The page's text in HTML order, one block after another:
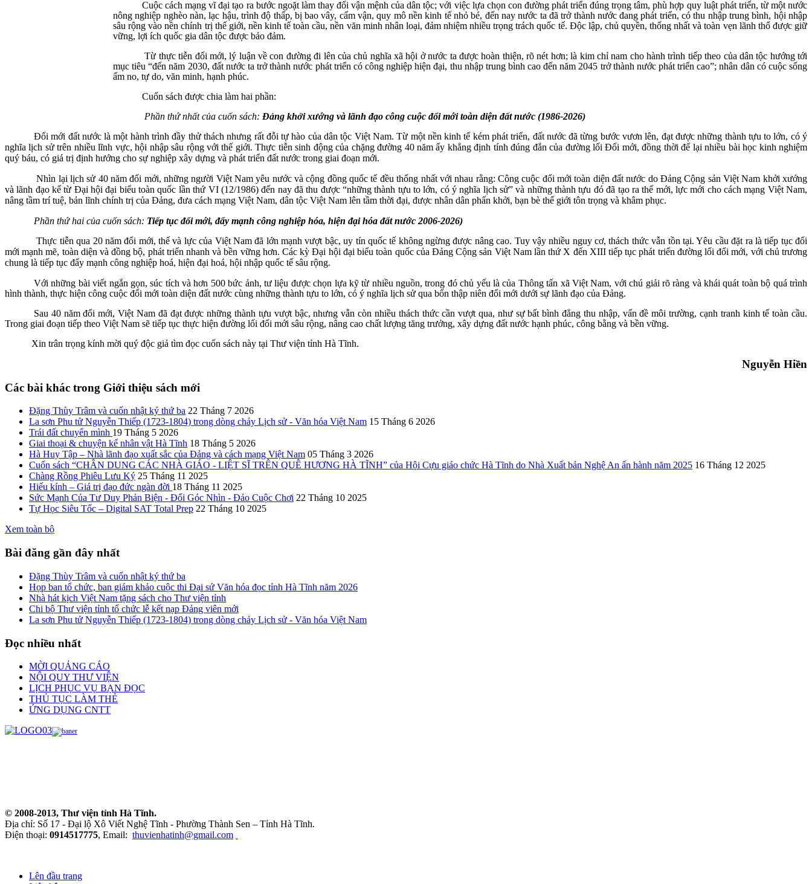
Cuộc cách mạng vĩ đại tạo ra bước ngoặt làm thay đổi vận mệnh của dân tộc; với việc lựa chọn con đường phát triển đúng trọng tâm, phù hợp quy luật phát triển, từ một nước
nông nghiệp nghèo nàn, lạc hậu, trình độ thấp, bị bao vây, cấm vận, quy mô nền kinh tế nhỏ bé, đến nay nước ta đã trở thành nước đang phát triển, có thu nhập trung bình, hội nhập
sâu rộng vào nền chính trị thế giới, nền kinh tế toàn cầu, nền văn minh nhân loại, đảm nhiệm nhiều trọng trách quốc tế. Độc lập, chủ quyền, thống nhất và toàn vẹn lãnh thổ được giữ
vững, lợi ích quốc gia dân tộc được bảo đảm.
Từ thực tiễn đổi mới, lý luận về con đường đi lên của chủ nghĩa xã hội ở nước ta được hoàn thiện, rõ nét hơn; là kim chỉ nam cho hành trình tiếp theo của dân tộc hướng tới
mục tiêu “đến năm 2030, đất nước ta trở thành nước phát triển có công nghiệp hiện đại, thu nhập trung bình cao đến năm 2045 trở thành nước phát triển cao”; nhân dân có cuộc sống
ấm no, tự do, văn minh, hạnh phúc.
Cuốn sách được chia làm hai phần:
Phần thứ nhất của cuốn sách: Đảng khởi xướng và lãnh đạo công cuộc đổi mới toàn diện đất nước (1986-2026)
Đổi mới đất nước là một hành trình đầy thử thách nhưng rất đỗi tự hào của dân tộc Việt Nam. Từ một nền kinh tế kém phát triển, đất nước đã từng bước vươn lên, đạt được những thành tựu to lớn, có ý
nghĩa lịch sử trên nhiều lĩnh vực, hội nhập sâu rộng với thế giới. Thực tiễn sinh động của chặng đường 40 năm ấy khẳng định tính đúng đắn của đường lối Đổi mới, đồng thời để lại nhiều bài học kinh nghiệm
quý báu, có giá trị định hướng cho sự nghiệp xây dựng và phát triển đất nước trong giai đoạn mới.
Nhìn lại lịch sử 40 năm đổi mới, những người Việt Nam yêu nước và cộng đồng quốc tế đều thống nhất với nhau rằng: Công cuộc đổi mới toàn diện đất nước do Đảng Cộng sản Việt Nam khởi xướng
và lãnh đạo kể từ Đại hội đại biểu toàn quốc lần thứ VI (12/1986) đến nay đã thu được “những thành tựu to lớn, có ý nghĩa lịch sử” và những thành tựu đó đã tạo ra thế mới, lực mới cho cách mạng Việt Nam,
nâng tầm trí tuệ, bản lĩnh chính trị của Đảng, đưa cách mạng Việt Nam, dân tộc Việt Nam lên tầm thời đại, được nhân dân phấn khởi, bạn bè thế giới tôn trọng và khâm phục.
Phần thứ hai của cuốn sách: Tiếp tục đổi mới, đẩy mạnh công nghiệp hóa, hiện đại hóa đất nước 2006-2026)
Thực tiễn qua 20 năm đổi mới, thế và lực của Việt Nam đã lớn mạnh vượt bậc, uy tín quốc tế không ngừng được nâng cao. Tuy vậy nhiều nguy cơ, thách thức vẫn tồn tại. Yêu cầu đặt ra là tiếp tục đổi
mới mạnh mẽ, toàn diện và đồng bộ, phát triển nhanh và bền vững hơn. Các kỳ Đại hội đại biểu toàn quốc của Đảng Cộng sản Việt Nam lần thứ X đến XIII tiếp tục phát triển đường lối đổi mới, với chủ trương
chung là tiếp tục đẩy mạnh công nghiệp hoá, hiện đại hoá, hội nhập quốc tế sâu rộng.
Với những bài viết ngắn gọn, súc tích và hơn 500 bức ảnh, tư liệu được chọn lựa kỹ từ nhiều nguồn, trong đó chủ yếu là của Thông tấn xã Việt Nam, với chú giải rõ ràng và khái quát toàn bộ quá trình
hình thành, thực hiện công cuộc đổi mới toàn diện đất nước cùng những thành tựu to lớn, có ý nghĩa lịch sử qua bốn thập niên đổi mới dưới sự lãnh đạo của Ðảng.
Sau 40 năm đổi mới, Việt Nam đã đạt được những thành tựu vượt bậc, nhưng vẫn còn nhiều thách thức cần vượt qua, như sự bất bình đẳng thu nhập, vấn đề môi trường, cạnh tranh kinh tế toàn cầu.
Trong giai đoạn tiếp theo Việt Nam sẽ tiếp tục thực hiện đường lối đổi mới sâu rộng, nâng cao chất lượng tăng trưởng, xây dựng đất nước hạnh phúc, công bằng và bền vững.
Xin trân trọng kính mời quý độc giả tìm đọc cuốn sách này tại Thư viện tỉnh Hà Tĩnh.
Nguyễn Hiền
Các bài khác trong Giới thiệu sách mới
Đặng Thùy Trâm và cuốn nhật ký thứ ba 22 Tháng 7 2026
La sơn Phu tử Nguyễn Thiếp (1723-1804) trong dòng chảy Lịch sử - Văn hóa Việt Nam 15 Tháng 6 2026
Trái đất chuyển mình 19 Tháng 5 2026
Giai thoại & chuyện kể nhân vật Hà Tĩnh 18 Tháng 5 2026
Hà Huy Tập – Nhà lãnh đạo xuất sắc của Đảng và cách mạng Việt Nam 05 Tháng 3 2026
Cuốn sách “CHÂN DUNG CÁC NHÀ GIÁO - LIỆT SĨ TRÊN QUÊ HƯƠNG HÀ TĨNH” của Hội Cựu giáo chức Hà Tĩnh do Nhà Xuất bản Nghệ An ấn hành năm 2025 16 Tháng 12 2025
Chàng Rồng Phiêu Lưu Ký 25 Tháng 11 2025
Hiếu kính – Giá trị đạo đức ngàn đời 18 Tháng 11 2025
Sức Mạnh Của Tư Duy Phản Biện - Đổi Góc Nhìn - Đảo Cuộc Chơi 22 Tháng 10 2025
Tự Học Siêu Tốc – Digital SAT Total Prep 22 Tháng 10 2025
Xem toàn bộ
Bài đăng gần đây nhất
Đặng Thùy Trâm và cuốn nhật ký thứ ba
Họp ban tổ chức, ban giám khảo cuộc thi Đại sứ Văn hóa đọc tỉnh Hà Tĩnh năm 2026
Nhà hát kịch Việt Nam tặng sách cho Thư viện tỉnh
Chi bộ Thư viện tỉnh tổ chức lễ kết nạp Đảng viên mới
La sơn Phu tử Nguyễn Thiếp (1723-1804) trong dòng chảy Lịch sử - Văn hóa Việt Nam
Đọc nhiều nhất
MỜI QUẢNG CÁO
NỘI QUY THƯ VIỆN
LỊCH PHỤC VỤ BẠN ĐỌC
THỦ TỤC LÀM THẺ
ỨNG DỤNG CNTT
© 2008-2013, Thư viện tỉnh Hà Tĩnh.
Địa chỉ: Số 17 - Đại lộ Xô Viết Nghệ Tĩnh - Phường Thành Sen – Tỉnh Hà Tĩnh.
Điện thoại: 0914517775, Email: thuvienhatinh@gmail.com
Lên đầu trang